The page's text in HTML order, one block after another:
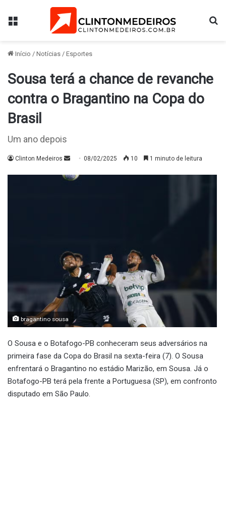
Menu
Início / Notícias / Esportes
Sousa terá a chance de revanche
contra o Bragantino na Copa do
Brasil
Um ano depois
Clinton Medeiros
Mande
e-
08/02/2025 10 1 minuto de leitura
bragantino sousa
O Sousa e o Botafogo-PB conheceram seus adversários na
primeira fase da Copa do Brasil na sexta-feira (7). O Sousa
enfrentará o Bragantino no estádio Marizão, em Sousa. Já o
Botafogo-PB terá pela frente a Portuguesa (SP), em confronto
disputado em São Paulo.